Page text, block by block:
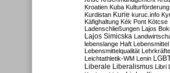
Kroatien Kuba Kulturförderung
Kurdistan Kurie kuruc.info
Käfighaltung Kék Pont Kötcse
Ladenschließungen Lajos
Lajos Simicska
lebenslange Haft Lebensmittel
Lebensmittelqualität Lehrkräfte
Leichtathletik-WM Lenin
Liberale Liberalismus Libri